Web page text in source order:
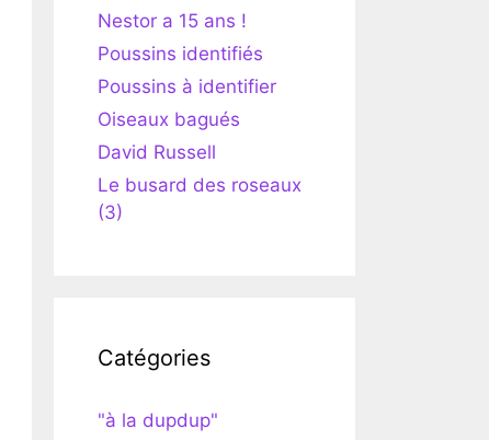
Nestor a 15 ans !
Poussins identifiés
Poussins à identifier
Oiseaux bagués
David Russell
Le busard des roseaux
(3)
Catégories
"à la dupdup"